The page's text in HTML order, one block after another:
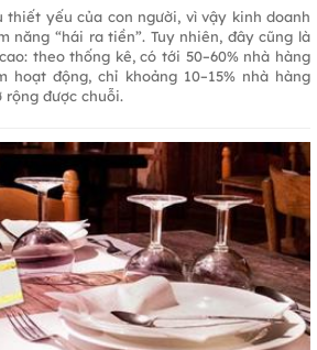
thiết yếu của con người, vì vậy kinh doanh
năng “hái ra tiền”. Tuy nhiên, đây cũng là
theo thống kê, có tới 50–60% nhà hàng
hoạt động, chỉ khoảng 10–15% nhà hàng
được chuỗi.